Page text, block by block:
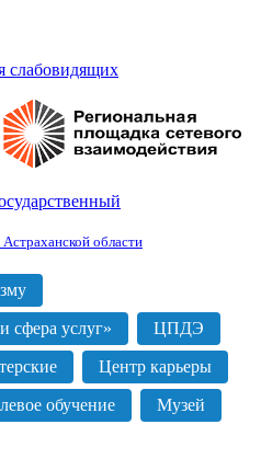
слабовидящих
области
сфера услуг» ЦПДЭ
Центр карьеры
обучение Музей